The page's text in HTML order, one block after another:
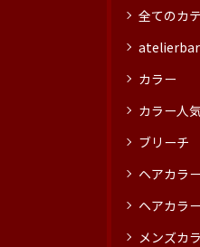
全てのカ
カラー
カラー人
ブリーチ
ヘアカラー
ヘアカラ
メンズカ